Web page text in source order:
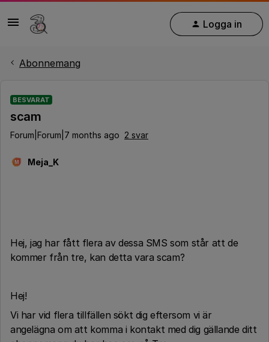
Logga in
Abonnemang
BESVARAT
scam
Forum|Forum|7 months ago 2 svar
M Meja_K
Hej, jag har fått flera av dessa SMS som står att de
kommer från tre, kan detta vara scam?
Hej!
Vi har vid flera tillfällen sökt dig eftersom vi är
angelägna om att komma i kontakt med dig gällande ditt